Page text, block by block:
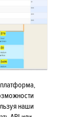
наши